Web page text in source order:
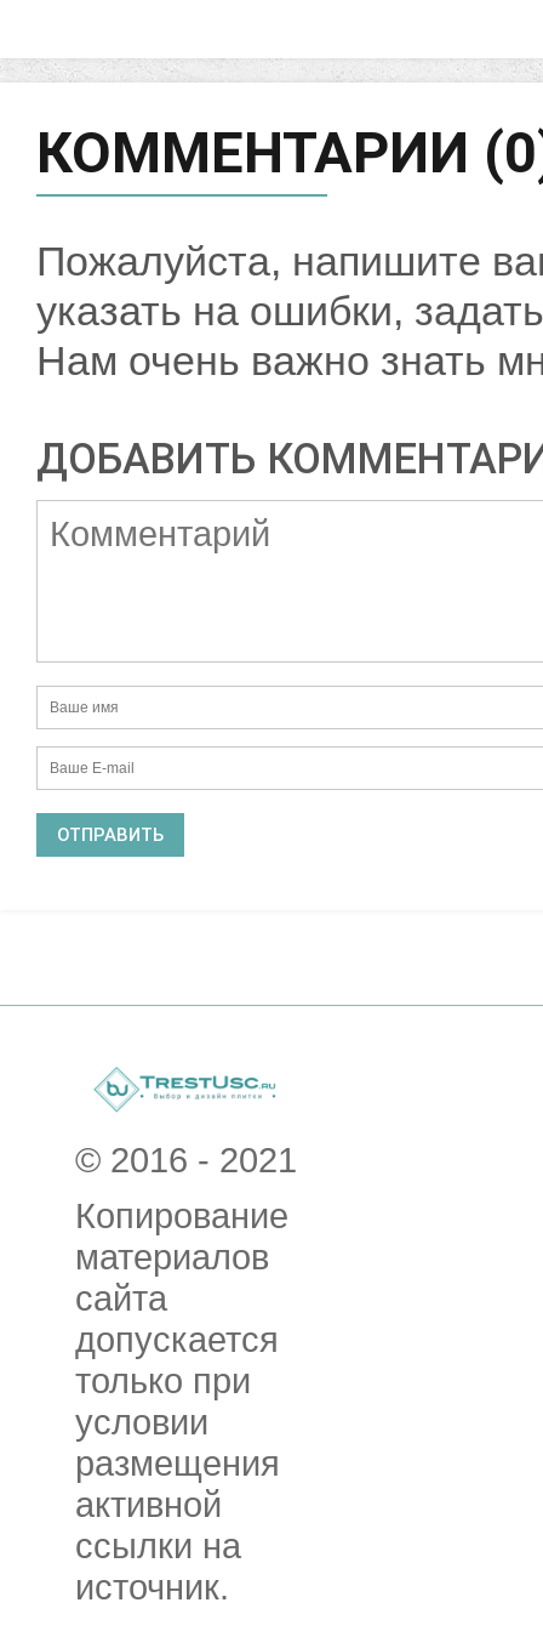
КОММЕНТАРИИ
Пожалуйста, напишите
указать на ошибки,
Нам очень важно знать
ДОБАВИТЬ
© 2016 - 2021
Копирование
материалов
сайта
допускается
только при
условии
размещения
активной
ссылки на
источник.